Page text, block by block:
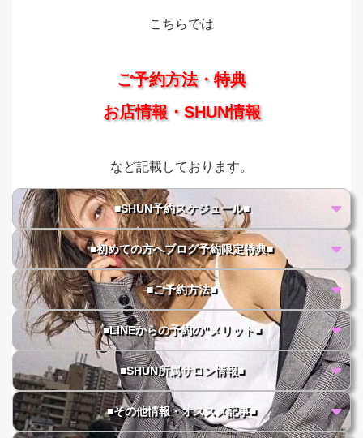
こちらでは
ご予約方法・特典
お店情報・SHUN情報
など記載しております。
■SHUN予約スケジュール■
■初めての方へブログ予約限定特典■
■ご予約方法■
■LINEからの予約の"メリット■
■SHUN所属サロン情報■
■その他情報・オススメ記事■